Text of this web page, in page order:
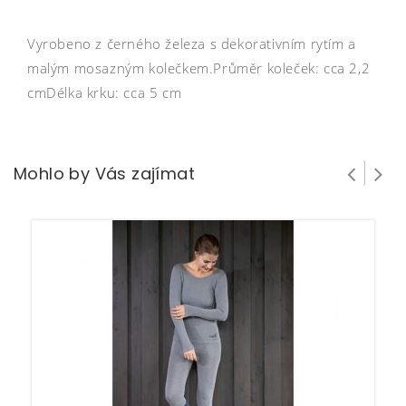
Vyrobeno z černého železa s dekorativním rytím a
malým mosazným kolečkem.Průměr koleček: cca 2,2
cmDélka krku: cca 5 cm
Mohlo by Vás zajímat